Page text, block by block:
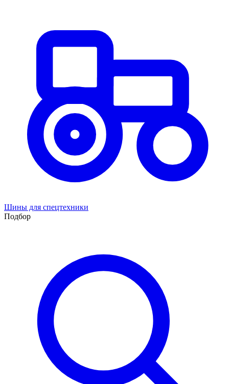
Шины для спецтехники
Подбор